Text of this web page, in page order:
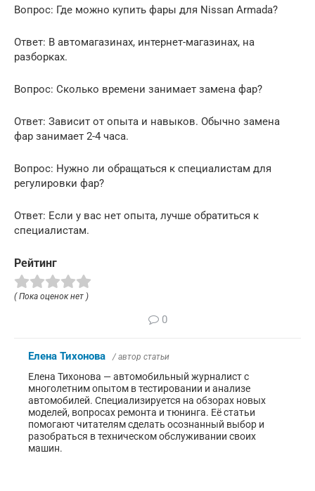
Вопрос: Где можно купить фары для Nissan Armada?
Ответ: В автомагазинах, интернет-магазинах, на
разборках.
Вопрос: Сколько времени занимает замена фар?
Ответ: Зависит от опыта и навыков. Обычно замена
фар занимает 2-4 часа.
Вопрос: Нужно ли обращаться к специалистам для
регулировки фар?
Ответ: Если у вас нет опыта, лучше обратиться к
специалистам.
Рейтинг
( Пока оценок нет )
0
Елена Тихонова / автор статьи
Елена Тихонова — автомобильный журналист с
многолетним опытом в тестировании и анализе
автомобилей. Специализируется на обзорах новых
моделей, вопросах ремонта и тюнинга. Её статьи
помогают читателям сделать осознанный выбор и
разобраться в техническом обслуживании своих
машин.